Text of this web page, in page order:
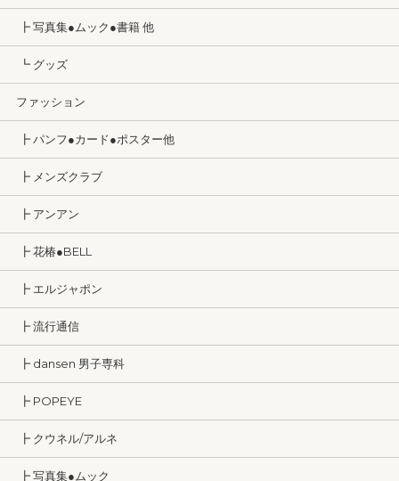
┣ 写真集●ムック●書籍 他
┗ グッズ
ファッション
┣ パンフ●カード●ポスター他
┣ メンズクラブ
┣ アンアン
┣ 花椿●BELL
┣ エルジャポン
┣ 流行通信
┣ dansen 男子専科
┣ POPEYE
┣ クウネル/アルネ
┣ 写真集●ムック